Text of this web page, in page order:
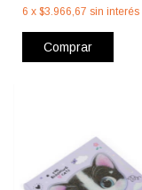
6 x $3.966,67 sin interés
Comprar